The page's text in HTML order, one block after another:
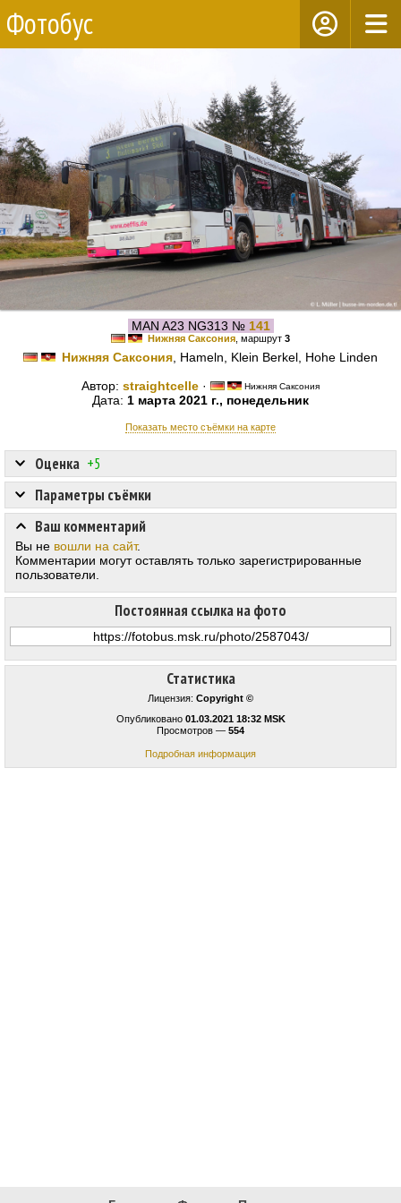
Фотобус
MAN A23 NG313 № 141
Нижняя Саксония , маршрут 3
Нижняя Саксония , Hameln, Klein Berkel, Hohe Linden
Автор: straightcelle · Нижняя Саксония
Дата: 1 марта 2021 г., понедельник
Показать место съёмки на карте
Статистика
Лицензия: Copyright ©
Опубликовано 01.03.2021 18:32 MSK
Просмотров — 554
Подробная информация
Оценка +5
Постоянная ссылка на фото
Параметры съёмки
Ваш комментарий
Вы не вошли на сайт.
Комментарии могут оставлять только зарегистрированные
пользователи.